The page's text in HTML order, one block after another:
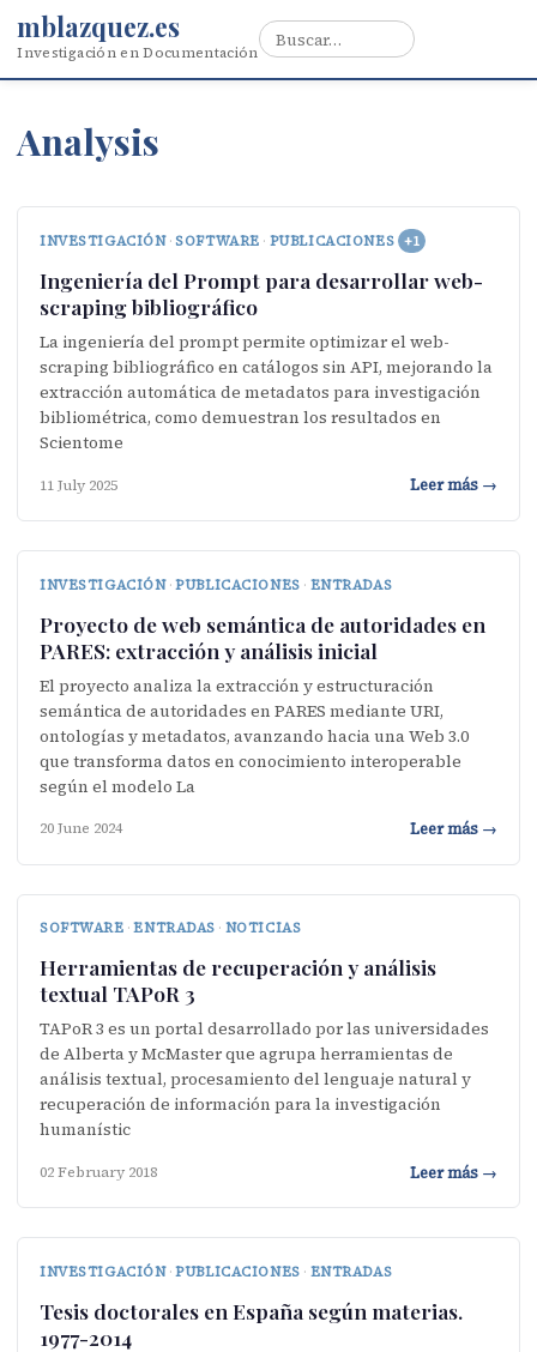
mblazquez.es
Investigación en Documentación
Analysis
INVESTIGACIÓN · SOFTWARE · PUBLICACIONES +1
Ingeniería del Prompt para desarrollar web-
scraping bibliográfico
La ingeniería del prompt permite optimizar el web-
scraping bibliográfico en catálogos sin API, mejorando la
extracción automática de metadatos para investigación
bibliométrica, como demuestran los resultados en
Scientome
11 July 2025 Leer más →
INVESTIGACIÓN · PUBLICACIONES · ENTRADAS
Proyecto de web semántica de autoridades en
PARES: extracción y análisis inicial
El proyecto analiza la extracción y estructuración
semántica de autoridades en PARES mediante URI,
ontologías y metadatos, avanzando hacia una Web 3.0
que transforma datos en conocimiento interoperable
según el modelo La
20 June 2024 Leer más →
SOFTWARE · ENTRADAS · NOTICIAS
Herramientas de recuperación y análisis
textual TAPoR 3
TAPoR 3 es un portal desarrollado por las universidades
de Alberta y McMaster que agrupa herramientas de
análisis textual, procesamiento del lenguaje natural y
recuperación de información para la investigación
humanístic
02 February 2018 Leer más →
INVESTIGACIÓN · PUBLICACIONES · ENTRADAS
Tesis doctorales en España según materias.
1977-2014